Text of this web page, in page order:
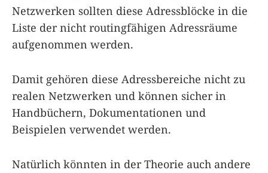
Netzwerken sollten diese Adressblöcke in die
Liste der nicht routingfähigen Adressräume
aufgenommen werden.
Damit gehören diese Adressbereiche nicht zu
realen Netzwerken und können sicher in
Handbüchern, Dokumentationen und
Beispielen verwendet werden.
Natürlich könnten in der Theorie auch andere